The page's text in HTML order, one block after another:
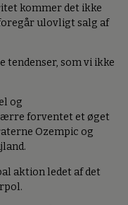
kommer det ikke
ulovligt salg af
tendenser, som vi ikke
og
forventet et øget
Ozempic og
aktion ledet af det